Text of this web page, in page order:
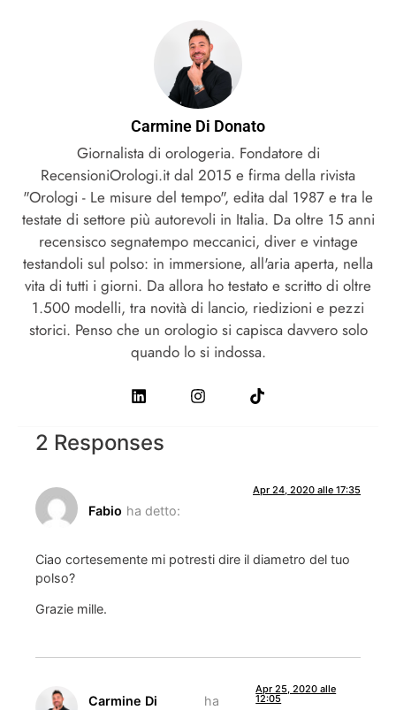
Carmine Di Donato
Giornalista di orologeria. Fondatore di
RecensioniOrologi.it dal 2015 e firma della rivista
"Orologi - Le misure del tempo", edita dal 1987 e tra le
testate di settore più autorevoli in Italia. Da oltre 15 anni
recensisco segnatempo meccanici, diver e vintage
testandoli sul polso: in immersione, all'aria aperta, nella
vita di tutti i giorni. Da allora ho testato e scritto di oltre
1.500 modelli, tra novità di lancio, riedizioni e pezzi
storici. Penso che un orologio si capisca davvero solo
quando lo si indossa.
2 Responses
Fabio ha detto:
Apr 24, 2020 alle 17:35
Ciao cortesemente mi potresti dire il diametro del tuo
polso?
Grazie mille.
Carmine Di
ha
Apr 25, 2020 alle
12:05